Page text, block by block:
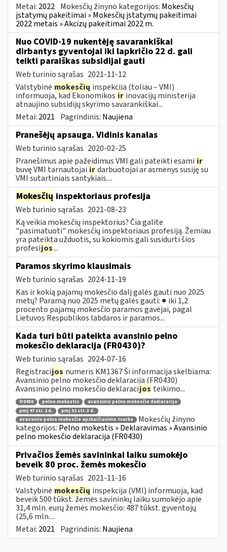
Metai: 2022 Mokesčių žinyno kategorijos: Mokesčių
įstatymų pakeitimai » Mokesčių įstatymų pakeitimai
2022 metais » Akcizų pakeitimai 2022 m.
Nuo COVID-19 nukentėję savarankiškai
dirbantys gyventojai iki lapkričio 22 d. gali
teikti paraiškas subsidijai gauti
Web turinio sąrašas 2021-11-12
Valstybinė mokesčių inspekcija (toliau – VMI)
informuoja, kad Ekonomikos ir inovacijų ministerija
atnaujino subsidijų skyrimo savarankiškai...
Metai: 2021 Pagrindinis: Naujiena
Pranešėjų apsauga. Vidinis kanalas
Web turinio sąrašas 2020-02-25
Pranešimus apie pažeidimus VMI gali pateikti esami ir
buvę VMI tarnautojai irdarbuotojai ar asmenys susiję su
VMI sutartiniais santykiais....
Mokesčių inspektoriaus profesija
Web turinio sąrašas 2021-08-23
Ką veikia mokesčių inspektorius? Čia galite
"pasimatuoti" mokesčių inspektoriaus profesiją. Žemiau
yra pateikta užduotis, su kokiomis gali susidurti šios
profesijos...
Paramos skyrimo klausimais
Web turinio sąrašas 2024-11-19
Kas ir kokią pajamų mokesčio dalį galės gauti nuo 2025
metų? Paramą nuo 2025 metų galės gauti: ● iki 1,2
procento pajamų mokesčio paramos gavėjai, pagal
Lietuvos Respublikos labdaros ir paramos...
Kada turi būti pateikta avansinio pelno
mokesčio deklaracija (FR0430)?
Web turinio sąrašas 2024-07-16
Registracijos numeris KM1367 Ši informacija skelbiama:
Avansinio pelno mokesčio deklaracija (FR0430)
Avansinio pelno mokesčio deklaracijos teikimo...
fr0430 pelno mokestis
avansinio pelno mokesčio deklaracija
pmį 47 str. 2 d.
pmį 51 str. 3 d.
avansinio pelno mokesčio apskaičiavimo tvarka
Mokesčių žinyno
kategorijos: Pelno mokestis » Deklaravimas » Avansinio
pelno mokesčio deklaracija (FR0430)
Privačios žemės savininkai laiku sumokėjo
beveik 80 proc. žemės mokesčio
Web turinio sąrašas 2021-11-16
Valstybinė mokesčių inspekcija (VMI) informuoja, kad
beveik 500 tūkst. žemės savininkų laiku sumokėjo apie
31,4 mln. eurų žemės mokesčio: 487 tūkst. gyventojų
(25,6 mln....
Metai: 2021 Pagrindinis: Naujiena